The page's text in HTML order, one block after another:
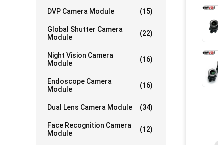
DVP Camera Module (15)
Global Shutter Camera
Module
(22)
Night Vision Camera
Module
(16)
Endoscope Camera
Module
(16)
Dual Lens Camera Module (34)
Face Recognition Camera
Module
(12)